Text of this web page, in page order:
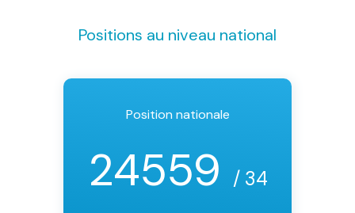
Positions au niveau national
Position nationale
24559 / 34